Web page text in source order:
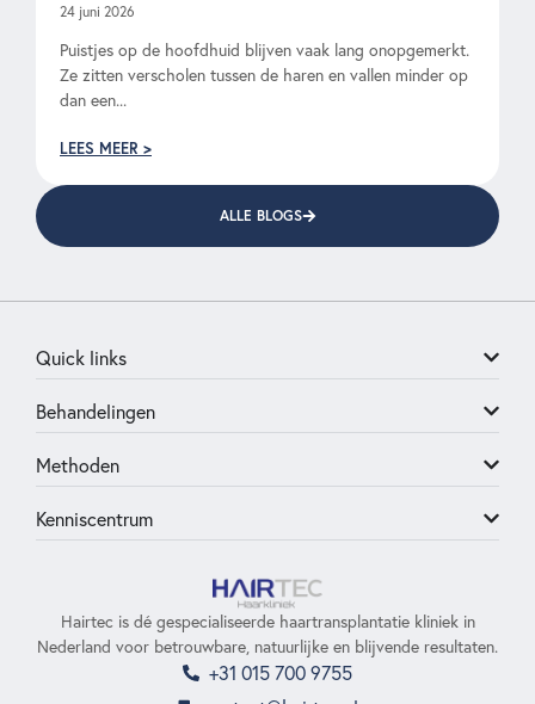
24 juni 2026
Puistjes op de hoofdhuid blijven vaak lang onopgemerkt.
Ze zitten verscholen tussen de haren en vallen minder op
dan een...
LEES MEER >
ALLE BLOGS
Quick links
Behandelingen
Methoden
Kenniscentrum
Hairtec is dé gespecialiseerde haartransplantatie kliniek in
Nederland voor betrouwbare, natuurlijke en blijvende resultaten.
+31 015 700 9755